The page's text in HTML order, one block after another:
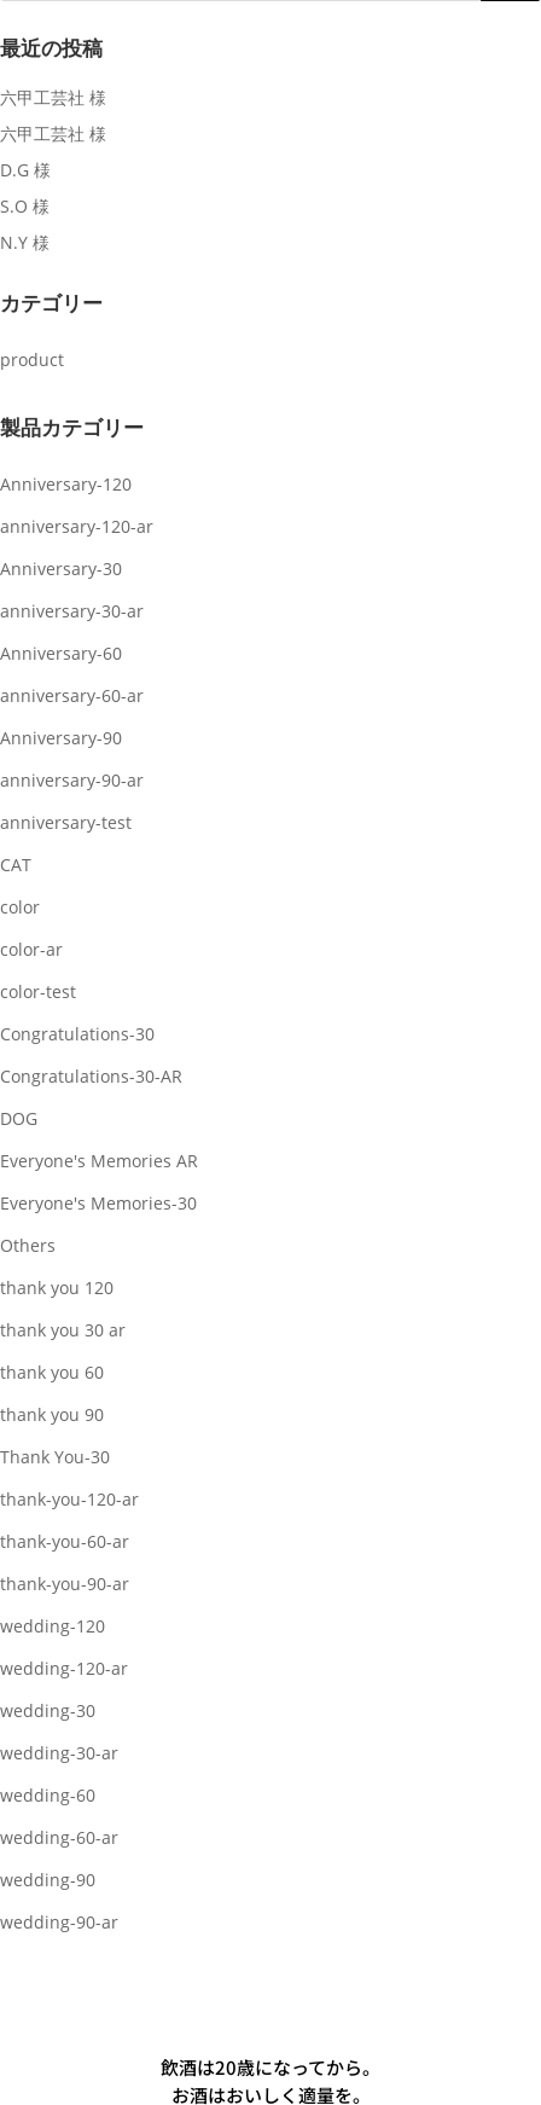
最近の投稿
六甲工芸社 様
六甲工芸社 様
D.G 様
S.O 様
N.Y 様
カテゴリー
product
製品カテゴリー
Anniversary-120
anniversary-120-ar
Anniversary-30
anniversary-30-ar
Anniversary-60
anniversary-60-ar
Anniversary-90
anniversary-90-ar
anniversary-test
CAT
color
color-ar
color-test
Congratulations-30
Congratulations-30-AR
DOG
Everyone's Memories AR
Everyone's Memories-30
Others
thank you 120
thank you 30 ar
thank you 60
thank you 90
Thank You-30
thank-you-120-ar
thank-you-60-ar
thank-you-90-ar
wedding-120
wedding-120-ar
wedding-30
wedding-30-ar
wedding-60
wedding-60-ar
wedding-90
wedding-90-ar
飲酒は20歳になってから。
お酒はおいしく適量を。